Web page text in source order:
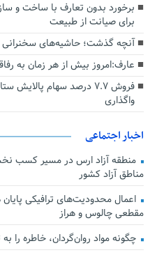
برخورد بدون تعارف با ساخت‌ و
برای صیانت از طبیعت
آنچه گذشت؛ حاشیه‌های سخنرانی
عارف:امروز بیش از هر زمان به
فروش ۷.۷ درصد سهام
واگذاری
اخبار اجتماعی
منطقه آزاد ارس در مسیر کسب
مناطق آزاد کشور
اعمال محدودیت‌های ترافیکی
مقطعی چالوس و هراز
چگونه مواد روان‌گردان، خاطره را